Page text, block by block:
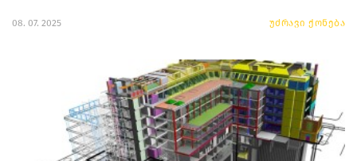
08. 07. 2025 უძრავი ქონება